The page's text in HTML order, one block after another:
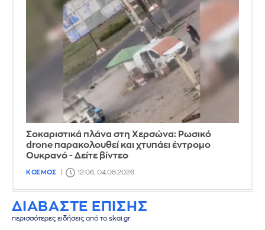
Σοκαριστικά πλάνα στη Χερσώνα: Ρωσικό
drone παρακολουθεί και χτυπάει έντρομο
Ουκρανό - Δείτε βίντεο
ΚΟΣΜΟΣ 12:06, 04.08.2026
ΔΙΑΒΑΣΤΕ ΕΠΙΣΗΣ
περισσότερες ειδήσεις από το skai.gr